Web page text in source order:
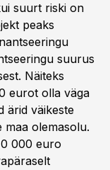
suurt riski on
peaks
suurus
Näiteks
eurot olla väga
ärid väikeste
maa olemasolu.
000 euro